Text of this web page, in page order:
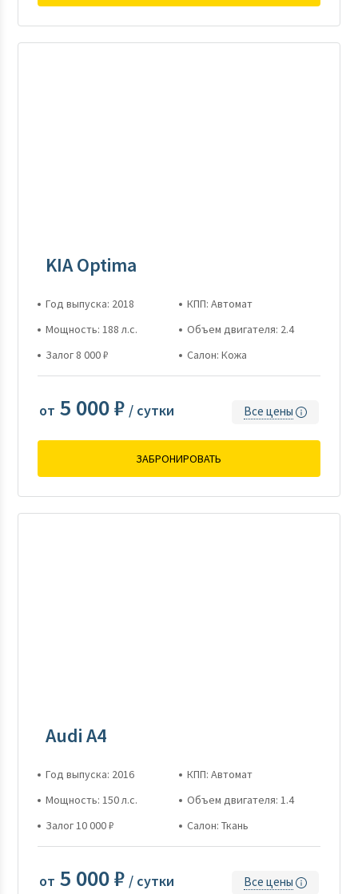
KIA Optima
Год выпуска: 2018
КПП: Автомат
Мощность: 188 л.с.
Объем двигателя: 2.4
Залог 8 000 ₽
Салон: Кожа
от 5 000 ₽ / сутки Все цены
ЗАБРОНИРОВАТЬ
Audi A4
Год выпуска: 2016
КПП: Автомат
Мощность: 150 л.с.
Объем двигателя: 1.4
Залог 10 000 ₽
Салон: Ткань
от 5 000 ₽ / сутки Все цены